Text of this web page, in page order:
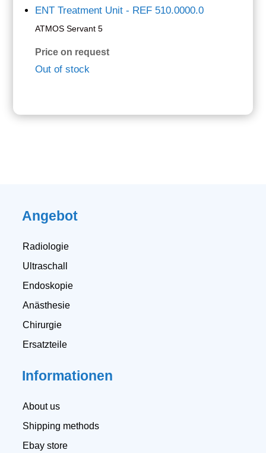
ATMOS Servant 5
Price on request
Out of stock
Angebot
Radiologie
Ultraschall
Endoskopie
Anästhesie
Chirurgie
Ersatzteile
Informationen
About us
Shipping methods
Ebay store